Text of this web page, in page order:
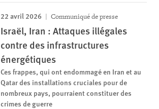
22 avril 2026 Communiqué de presse
Israël, Iran : Attaques illégales
contre des infrastructures
énergétiques
Ces frappes, qui ont endommagé en Iran et au
Qatar des installations cruciales pour de
nombreux pays, pourraient constituer des
crimes de guerre